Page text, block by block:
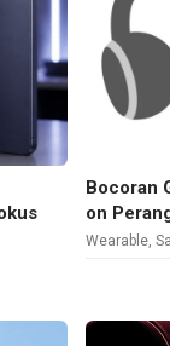
Bocoran
on
Wearable,